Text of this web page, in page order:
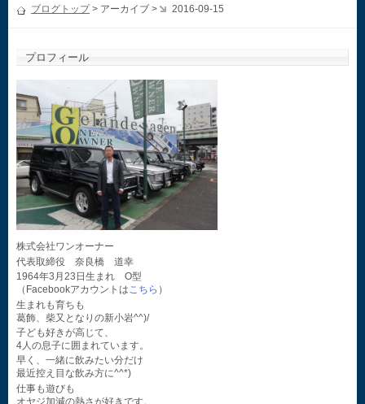
ブログトップ> アーカイブ > 2016-09-15
プロフィール
株式会社ワンオーナー
代表取締役 奈良橋 道幸
1964年3月23日生まれ O型
（Facebookアカウントはこちら ）
生まれも育ちも
葛飾、柴又となりの新小岩^^)/
子ども好きが高じて、
4人の息子に囲まれています。
早く、一緒に飲みたい分だけ
最近控え目な飲み方に^^*)
仕事も遊びも
オヤジ加減の熱さが好きです。